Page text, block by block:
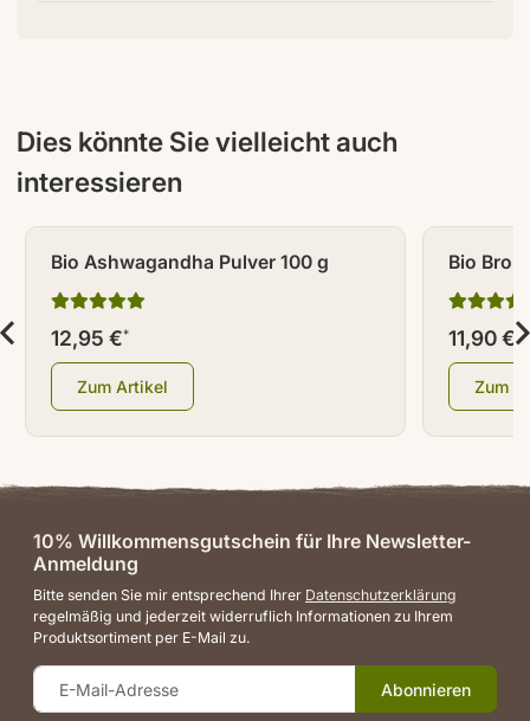
Dies könnte Sie vielleicht auch
interessieren
Bio Ashwagandha Pulver 100 g
12,95 €*
Zum Artikel
Bio
11,90 € *
Zum
10% Willkommensgutschein für Ihre Newsletter-
Anmeldung
Bitte senden Sie mir entsprechend Ihrer Datenschutzerklärung
regelmäßig und jederzeit widerruflich Informationen zu Ihrem
Produktsortiment per E-Mail zu.
Abonnieren